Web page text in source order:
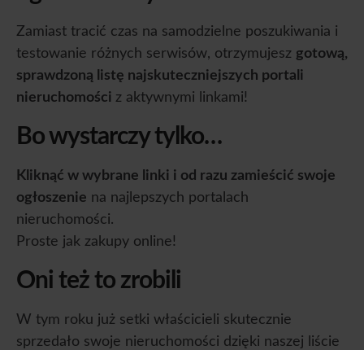
Zamiast tracić czas na samodzielne poszukiwania i
testowanie różnych serwisów, otrzymujesz gotową,
sprawdzoną listę najskuteczniejszych portali
nieruchomości z aktywnymi linkami!
Bo wystarczy tylko…
Kliknąć w wybrane linki i od razu zamieścić swoje
ogłoszenie na najlepszych portalach
nieruchomości.
Proste jak zakupy online!
Oni też to zrobili
W tym roku już setki właścicieli skutecznie
sprzedało swoje nieruchomości dzięki naszej liście